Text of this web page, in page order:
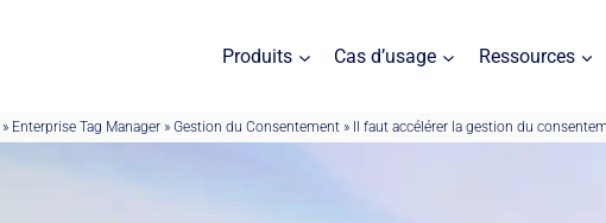
Produits Cas d’usage Ressources
» Enterprise Tag Manager » Gestion du Consentement » Il faut accélérer la gestion du